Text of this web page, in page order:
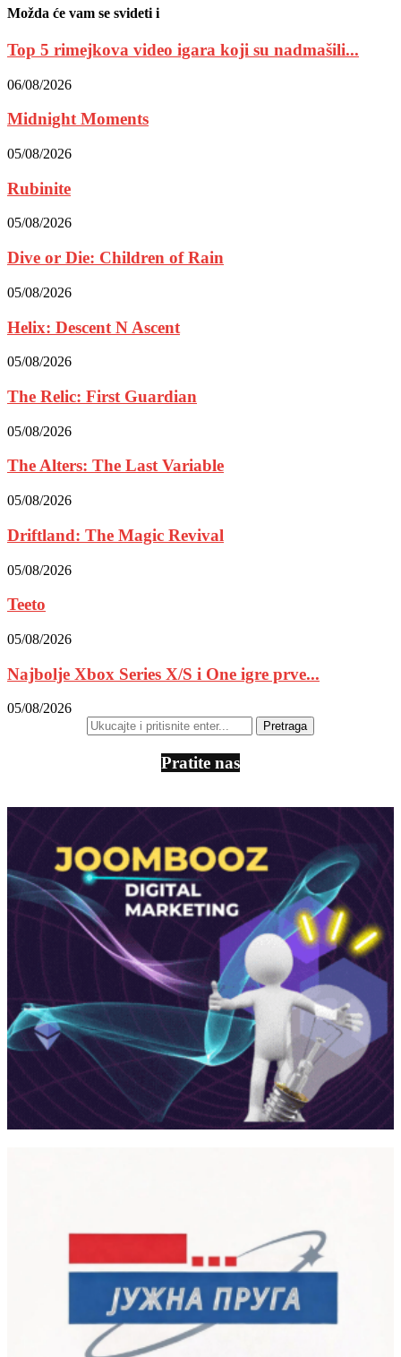
Možda će vam se svideti i
Top 5 rimejkova video igara koji su nadmašili...
06/08/2026
Midnight Moments
05/08/2026
Rubinite
05/08/2026
Dive or Die: Children of Rain
05/08/2026
Helix: Descent N Ascent
05/08/2026
The Relic: First Guardian
05/08/2026
The Alters: The Last Variable
05/08/2026
Driftland: The Magic Revival
05/08/2026
Teeto
05/08/2026
Najbolje Xbox Series X/S i One igre prve...
05/08/2026
Pratite nas